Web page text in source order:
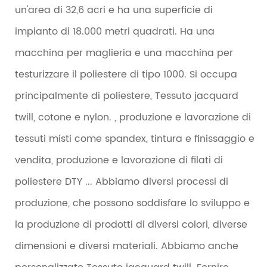
un'area di 32,6 acri e ha una superficie di
impianto di 18.000 metri quadrati. Ha una
macchina per maglieria e una macchina per
testurizzare il poliestere di tipo 1000. Si occupa
principalmente di poliestere, Tessuto jacquard
twill, cotone e nylon. , produzione e lavorazione di
tessuti misti come spandex, tintura e finissaggio e
vendita, produzione e lavorazione di filati di
poliestere DTY ... Abbiamo diversi processi di
produzione, che possono soddisfare lo sviluppo e
la produzione di prodotti di diversi colori, diverse
dimensioni e diversi materiali. Abbiamo anche